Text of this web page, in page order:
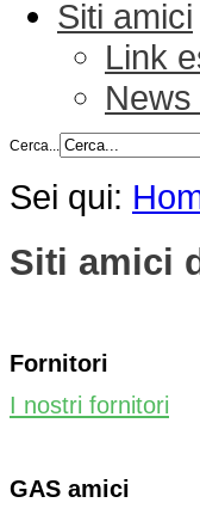
Siti amici
Link
Cerca...
Sei qui:
Siti amici
Fornitori
I nostri fornitori
GAS amici